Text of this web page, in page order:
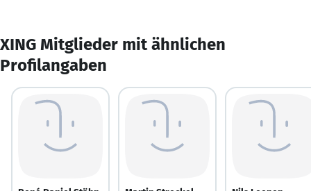
XING Mitglieder mit ähnlichen
Profilangaben